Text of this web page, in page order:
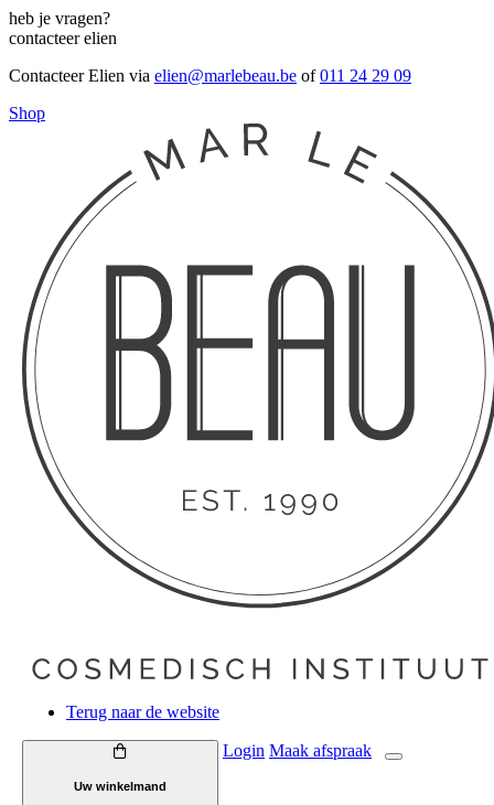
heb je vragen?
contacteer elien
Contacteer Elien via elien@marlebeau.be of011 24 29 09
Shop
Terug naar de website
Uw winkelmand
Login Maak afspraak